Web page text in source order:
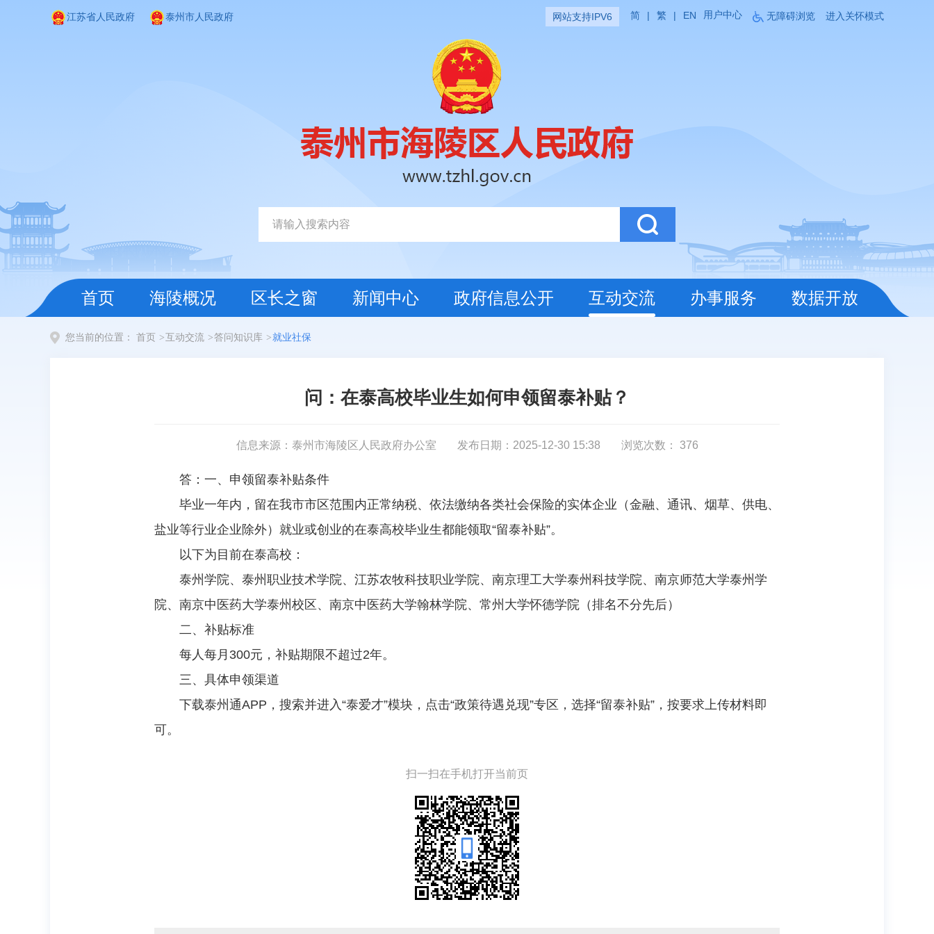
江苏省人民政府 泰州市人民政府 网站支持IPV6 简 | 繁 | EN 用户中心 无障碍浏览 进入关怀模式
首页 海陵概况 区长之窗 新闻中心 政府信息公开 互动交流 办事服务 数据开放
您当前的位置： 首页 > 互动交流 >答问知识库 >就业社保
问：在泰高校毕业生如何申领留泰补贴？
信息来源：泰州市海陵区人民政府办公室 发布日期：2025-12-30 15:38 浏览次数： 376
答：一、申领留泰补贴条件
毕业一年内，留在我市市区范围内正常纳税、依法缴纳各类社会保险的实体企业（金融、通讯、烟草、供电、
盐业等行业企业除外）就业或创业的在泰高校毕业生都能领取“留泰补贴”。
以下为目前在泰高校：
泰州学院、泰州职业技术学院、江苏农牧科技职业学院、南京理工大学泰州科技学院、南京师范大学泰州学
院、南京中医药大学泰州校区、南京中医药大学翰林学院、常州大学怀德学院（排名不分先后）
二、补贴标准
每人每月300元，补贴期限不超过2年。
三、具体申领渠道
下载泰州通APP，搜索并进入“泰爱才”模块，点击“政策待遇兑现”专区，选择“留泰补贴”，按要求上传材料即
可。
扫一扫在手机打开当前页